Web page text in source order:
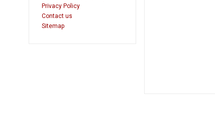
Privacy Policy
Contact us
Sitemap